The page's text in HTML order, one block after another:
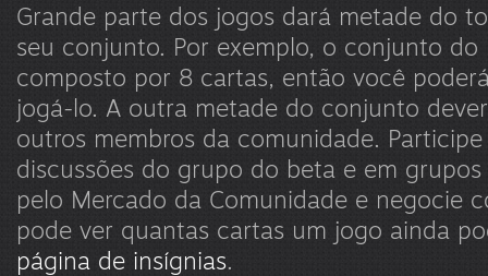
Grande parte dos jogos dará metade do
seu conjunto. Por exemplo, o conjunto do
composto por 8 cartas, então você
jogá-lo. A outra metade do conjunto
outros membros da comunidade.
discussões do grupo do beta e em
pelo Mercado da Comunidade e negocie
pode ver quantas cartas um jogo ainda
página de insígnias.